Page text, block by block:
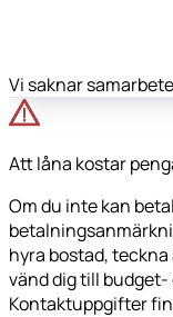
Vi saknar
Att låna kostar
Om du inte kan
hyra bostad,
vänd dig till
Kontaktuppgifter